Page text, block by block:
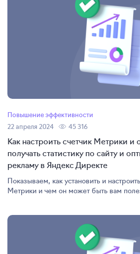
Повышение эффективности
22 апреля 2024
45 316
Как настроить счетчик Метрики и
получать статистику по сайту и
рекламу в Яндекс Директе
Показываем, как установить и
Метрики и чем он может быть вам